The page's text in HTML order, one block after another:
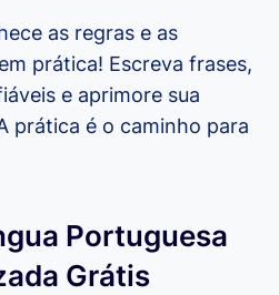
as regras e as
prática! Escreva frases,
e aprimore sua
prática é o caminho para
Portuguesa
Grátis